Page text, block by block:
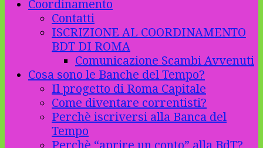
Coordinamento
Contatti
ISCRIZIONE AL COORDINAMENTO
BDT DI ROMA
Comunicazione Scambi Avvenuti
Cosa sono le Banche del Tempo?
Il progetto di Roma Capitale
Come diventare correntisti?
Perchè iscriversi alla Banca del
Tempo